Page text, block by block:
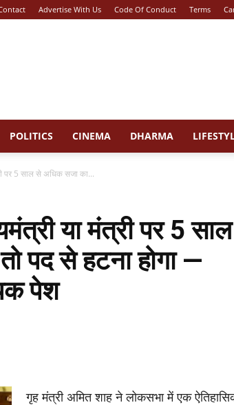
Advertise With Us Code Of Conduct Terms
POLITICS CINEMA DHARMA
पर 5 साल से अधिक सजा का...
या मंत्री पर 5
पद से हटना होगा —
पेश
गृह मंत्री अमित शाह ने लोकसभा में एक